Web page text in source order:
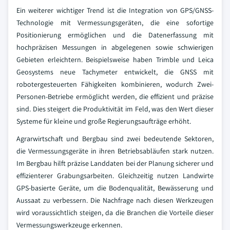
Ein weiterer wichtiger Trend ist die Integration von GPS/GNSS-
Technologie mit Vermessungsgeräten, die eine sofortige
Positionierung ermöglichen und die Datenerfassung mit
hochpräzisen Messungen in abgelegenen sowie schwierigen
Gebieten erleichtern. Beispielsweise haben Trimble und Leica
Geosystems neue Tachymeter entwickelt, die GNSS mit
robotergesteuerten Fähigkeiten kombinieren, wodurch Zwei-
Personen-Betriebe ermöglicht werden, die effizient und präzise
sind. Dies steigert die Produktivität im Feld, was den Wert dieser
Systeme für kleine und große Regierungsaufträge erhöht.
Agrarwirtschaft und Bergbau sind zwei bedeutende Sektoren,
die Vermessungsgeräte in ihren Betriebsabläufen stark nutzen.
Im Bergbau hilft präzise Landdaten bei der Planung sicherer und
effizienterer Grabungsarbeiten. Gleichzeitig nutzen Landwirte
GPS-basierte Geräte, um die Bodenqualität, Bewässerung und
Aussaat zu verbessern. Die Nachfrage nach diesen Werkzeugen
wird voraussichtlich steigen, da die Branchen die Vorteile dieser
Vermessungswerkzeuge erkennen.